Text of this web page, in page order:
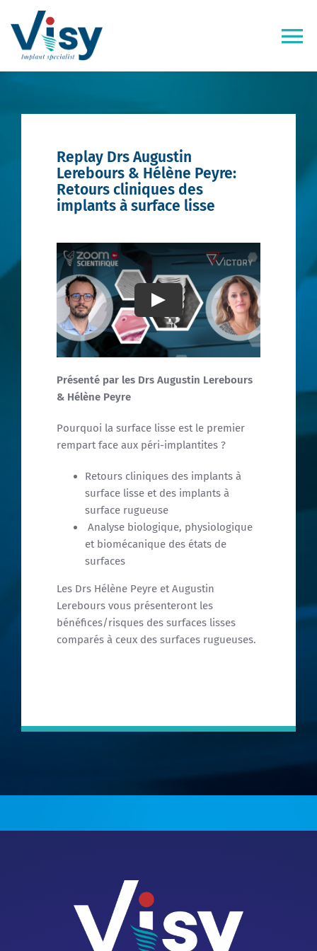
au
contenu
Visy Academy
Replay Drs Augustin
Lerebours & Hélène Peyre:
Retours cliniques des
implants à surface lisse
Présenté par les Drs Augustin Lerebours
& Hélène Peyre
Pourquoi la surface lisse est le premier
rempart face aux péri-implantites ?
Retours cliniques des implants à
surface lisse et des implants à
surface rugueuse
Analyse biologique, physiologique
et biomécanique des états de
surfaces
Les Drs Hélène Peyre et Augustin
Lerebours vous présenteront les
bénéfices/risques des surfaces lisses
comparés à ceux des surfaces rugueuses.